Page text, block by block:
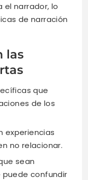
el narrador, lo
de narración
las
que
de los
experiencias
no relacionar.
sean
puede confundir